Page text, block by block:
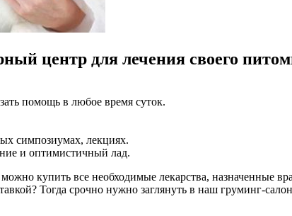
центр для лечения своего
помощь в любое время суток.
симпозиумах, лекциях.
и оптимистичный лад.
купить все необходимые лекарства, назначенные
Тогда срочно нужно заглянуть в наш груминг-